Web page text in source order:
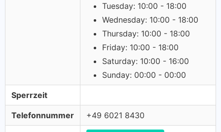
Tuesday: 10:00 - 18:00
Wednesday: 10:00 - 18:00
Thursday: 10:00 - 18:00
Friday: 10:00 - 18:00
Saturday: 10:00 - 16:00
Sunday: 00:00 - 00:00
Sperrzeit
Telefonnummer +49 6021 8430